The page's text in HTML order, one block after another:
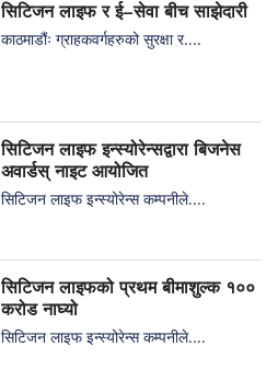
सिटिजन लाइफ र ई–सेवा बीच साझेदारी
काठमाडौंः ग्राहकवर्गहरुको सुरक्षा र....
सिटिजन लाइफ इन्स्योरेन्सद्वारा बिजनेस
अवार्डस् नाइट आयोजित
सिटिजन लाइफ इन्स्योरेन्स कम्पनीले....
सिटिजन लाइफको प्रथम बीमाशुल्क १००
करोड नाघ्यो
सिटिजन लाइफ इन्स्योरेन्स कम्पनीले....